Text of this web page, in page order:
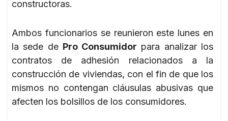
constructoras.
Ambos funcionarios se reunieron este lunes en
la sede de Pro Consumidor para analizar los
contratos de adhesión relacionados a la
construcción de viviendas, con el fin de que los
mismos no contengan cláusulas abusivas que
afecten los bolsillos de los consumidores.